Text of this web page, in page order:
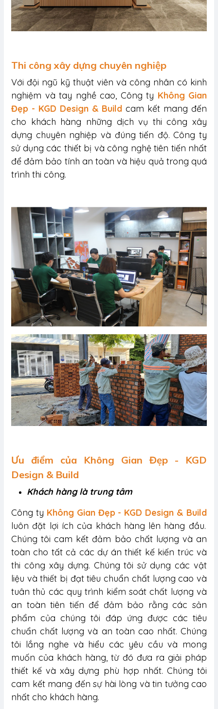
Thi công xây dựng chuyên nghiệp
Với đội ngũ kỹ thuật viên và công nhân có kinh
nghiệm và tay nghề cao, Công ty Không Gian
Đẹp - KGD Design & Build cam kết mang đến
cho khách hàng những dịch vụ thi công xây
dựng chuyên nghiệp và đúng tiến độ. Công ty
sử dụng các thiết bị và công nghệ tiên tiến nhất
để đảm bảo tính an toàn và hiệu quả trong quá
trình thi công.
Ưu điểm của Không Gian Đẹp - KGD
Design & Build
Khách hàng là trung tâm
Công ty Không Gian Đẹp - KGD Design & Build
luôn đặt lợi ích của khách hàng lên hàng đầu.
Chúng tôi cam kết đảm bảo chất lượng và an
toàn cho tất cả các dự án thiết kế kiến trúc và
thi công xây dựng. Chúng tôi sử dụng các vật
liệu và thiết bị đạt tiêu chuẩn chất lượng cao và
tuân thủ các quy trình kiểm soát chất lượng và
an toàn tiên tiến để đảm bảo rằng các sản
phẩm của chúng tôi đáp ứng được các tiêu
chuẩn chất lượng và an toàn cao nhất. Chúng
tôi lắng nghe và hiểu các yêu cầu và mong
muốn của khách hàng, từ đó đưa ra giải pháp
thiết kế và xây dựng phù hợp nhất. Chúng tôi
cam kết mang đến sự hài lòng và tin tưởng cao
nhất cho khách hàng.